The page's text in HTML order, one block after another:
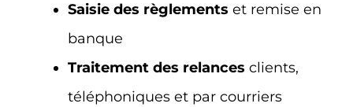
Saisie des règlements et remise en
banque
Traitement des relances clients,
téléphoniques et par courriers